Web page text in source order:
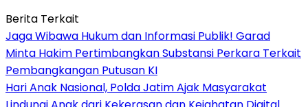
Berita Terkait
Jaga Wibawa Hukum dan Informasi Publik! Garad
Minta Hakim Pertimbangkan Substansi Perkara Terkait
Pembangkangan Putusan KI
Hari Anak Nasional, Polda Jatim Ajak Masyarakat